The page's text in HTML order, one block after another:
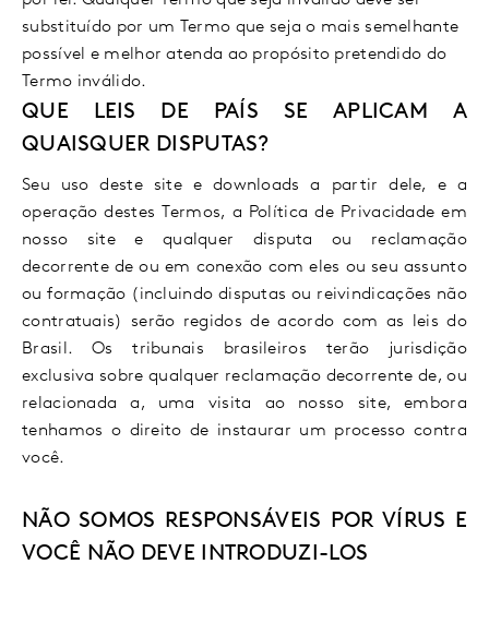
substituído por um Termo que seja o mais semelhante
possível e melhor atenda ao propósito pretendido do
Termo inválido.
QUE LEIS DE PAÍS SE APLICAM A
QUAISQUER DISPUTAS?
Seu uso deste site e downloads a partir dele, e a
operação destes Termos, a Política de Privacidade em
nosso site e qualquer disputa ou reclamação
decorrente de ou em conexão com eles ou seu assunto
ou formação (incluindo disputas ou reivindicações não
contratuais) serão regidos de acordo com as leis do
Brasil. Os tribunais brasileiros terão jurisdição
exclusiva sobre qualquer reclamação decorrente de, ou
relacionada a, uma visita ao nosso site, embora
tenhamos o direito de instaurar um processo contra
você.
NÃO SOMOS RESPONSÁVEIS POR VÍRUS E
VOCÊ NÃO DEVE INTRODUZI-LOS